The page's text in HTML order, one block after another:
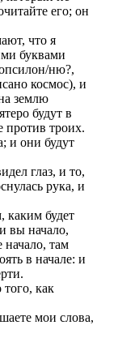
его; он
что я
буквами
ню?,
космос), и
землю
будут в
против троих.
и они будут
глаз, и то,
рука, и
каким будет
вы начало,
начало, там
в начале: и
как
мои слова,